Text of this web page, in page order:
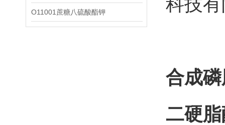
O11001蔗糖八硫酸酯钾
合成
二硬